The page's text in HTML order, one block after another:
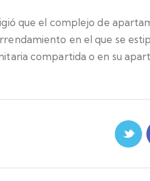
que el complejo de
en el que se
compartida o en su